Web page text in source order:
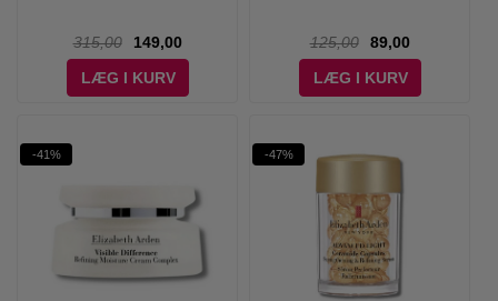
315,00
149,00
LÆG I KURV
125,00
89,00
LÆG I KURV
-41% -47%